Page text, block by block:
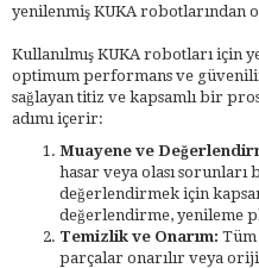
yenilenmiş KUKA robotlarından
Kullanılmış KUKA robotları için
optimum performans ve
sağlayan titiz ve kapsamlı bir
adımı içerir:
Muayene ve
hasar veya olası
değerlendirmek için
değerlendirme, yenileme
Temizlik ve Onarım: Tüm
parçalar onarılır veya